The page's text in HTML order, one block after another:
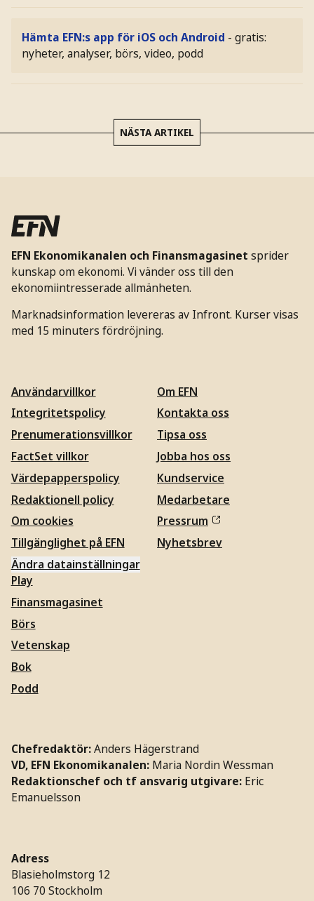
Hämta EFN:s app för iOS och Android - gratis:
nyheter, analyser, börs, video, podd
NÄSTA ARTIKEL
EFN Ekonomikanalen och Finansmagasinet sprider
kunskap om ekonomi. Vi vänder oss till den
ekonomiintresserade allmänheten.
Marknadsinformation levereras av Infront. Kurser visas
med 15 minuters fördröjning.
Användarvillkor
Integritetspolicy
Prenumerationsvillkor
FactSet villkor
Värdepapperspolicy
Redaktionell policy
Om cookies
Tillgänglighet på EFN
Ändra datainställningar
Om EFN
Kontakta oss
Tipsa oss
Jobba hos oss
Kundservice
Medarbetare
Pressrum
Nyhetsbrev
Play
Finansmagasinet
Börs
Vetenskap
Bok
Podd
Chefredaktör:Anders Hägerstrand
VD, EFN Ekonomikanalen: Maria Nordin Wessman
Redaktionschef och tf ansvarig utgivare: Eric
Emanuelsson
Adress
Blasieholmstorg 12
106 70 Stockholm